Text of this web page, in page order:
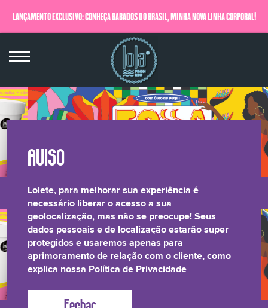
LANÇAMENTO EXCLUSIVO: CONHEÇA BABADOS DO BRASIL, MINHA NOVA LINHA CORPORAL!
QUERO SABER MAIS
LONGEVIDADE
CAPILAR
BRILHO LAMELAR CRESPOS &
CACHOS TRANSPARÊNCIA
Lolete, para melhorar sua experiência é
necessário liberar o acesso a sua
geolocalização, mas não se preocupe! Seus
dados pessoais e de localização estarão super
protegidos e usaremos apenas para
aprimoramento de relação com o cliente, como
explica nossa Política de Privacidade